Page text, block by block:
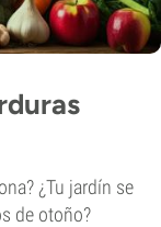
¿Tu jardín se
de otoño?